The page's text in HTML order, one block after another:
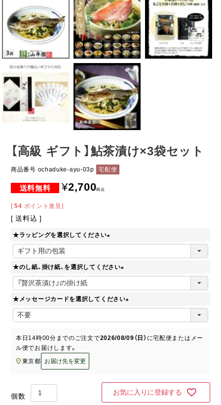
【高級 ギフト】鮎茶漬け×3袋セット
商品番号 ochaduke-ayu-03p 宅配便
¥2,700税込
[ 54 ポイント進呈]
送料込
★ラッピングを選択してください
必
須
)
★のし紙、掛け紙、を選択してください
必
須
)
★メッセージカードを選択してください
必
)
本日 14時00分 までのご注文で2026/08/09（日） に宅配便またはメー
ル便でお届けします。
東京都
お届け先を変更
お気に入りに登録する